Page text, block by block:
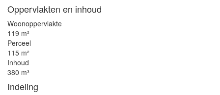
Oppervlakten en inhoud
Woonoppervlakte
119 m²
Perceel
115 m²
Inhoud
380 m³
Indeling